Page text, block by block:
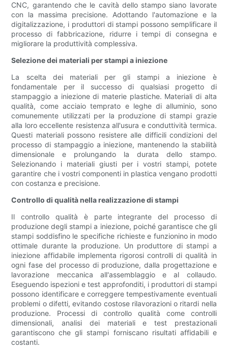
CNC, garantendo che le cavità dello stampo siano lavorate
con la massima precisione. Adottando l'automazione e la
digitalizzazione, i produttori di stampi possono semplificare il
processo di fabbricazione, ridurre i tempi di consegna e
migliorare la produttività complessiva.
Selezione dei materiali per stampi a iniezione
La scelta dei materiali per gli stampi a iniezione è
fondamentale per il successo di qualsiasi progetto di
stampaggio a iniezione di materie plastiche. Materiali di alta
qualità, come acciaio temprato e leghe di alluminio, sono
comunemente utilizzati per la produzione di stampi grazie
alla loro eccellente resistenza all'usura e conduttività termica.
Questi materiali possono resistere alle difficili condizioni del
processo di stampaggio a iniezione, mantenendo la stabilità
dimensionale e prolungando la durata dello stampo.
Selezionando i materiali giusti per i vostri stampi, potete
garantire che i vostri componenti in plastica vengano prodotti
con costanza e precisione.
Controllo di qualità nella realizzazione di stampi
Il controllo qualità è parte integrante del processo di
produzione degli stampi a iniezione, poiché garantisce che gli
stampi soddisfino le specifiche richieste e funzionino in modo
ottimale durante la produzione. Un produttore di stampi a
iniezione affidabile implementa rigorosi controlli di qualità in
ogni fase del processo di produzione, dalla progettazione e
lavorazione meccanica all'assemblaggio e al collaudo.
Eseguendo ispezioni e test approfonditi, i produttori di stampi
possono identificare e correggere tempestivamente eventuali
problemi o difetti, evitando costose rilavorazioni o ritardi nella
produzione. Processi di controllo qualità come controlli
dimensionali, analisi dei materiali e test prestazionali
garantiscono che gli stampi forniscano risultati affidabili e
costanti.